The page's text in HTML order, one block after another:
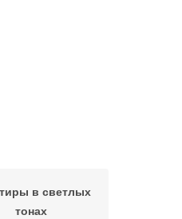
в светлых
тонах